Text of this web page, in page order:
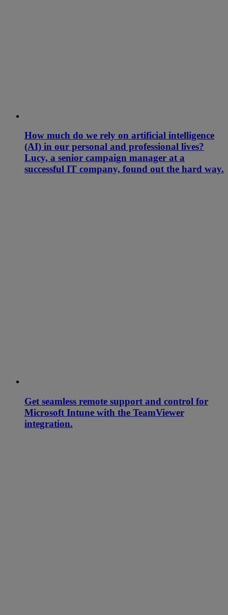
How much do we rely on artificial intelligence
(AI) in our personal and professional lives?
Lucy, a senior campaign manager at a
successful IT company, found out the hard way.
Get seamless remote support and control for
Microsoft Intune with the TeamViewer
integration.